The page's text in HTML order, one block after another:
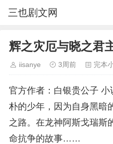
三也剧文网
辉之灾厄与晓之君
iisanye 3周前 完本
官方作者：白银贵公子
朴的少年，因为自身黑暗
之路。在龙神阿斯戈瑞斯
命抗争的故事……